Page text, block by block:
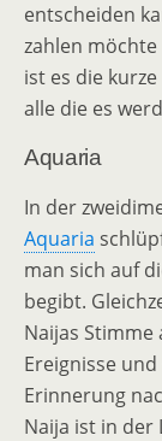
entscheiden
zahlen
ist es die
alle die es
Aquaria
In der
Aquaria
man sich auf
begibt.
Naijas
Ereignisse
Erinnerung
Naija ist in der